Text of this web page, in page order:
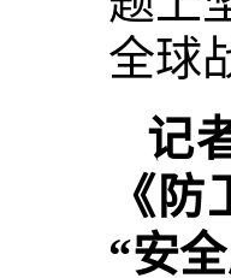
全球
记
《
“安